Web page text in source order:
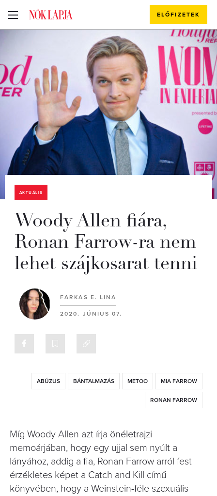
ELŐFIZETEK
AKTUÁLIS
Woody Allen fiára,
Ronan Farrow-ra nem
lehet szájkosarat tenni
FARKAS E. LINA
2020. JÚNIUS 07.
ABÚZUS BÁNTALMAZÁS METOO MIA FARROW
RONAN FARROW
Míg Woody Allen azt írja önéletrajzi
memoárjában, hogy egy ujjal sem nyúlt a
lányához, addig a fia, Ronan Farrow arról fest
érzékletes képet a Catch and Kill című
könyvében, hogy a Weinstein-féle szexuális